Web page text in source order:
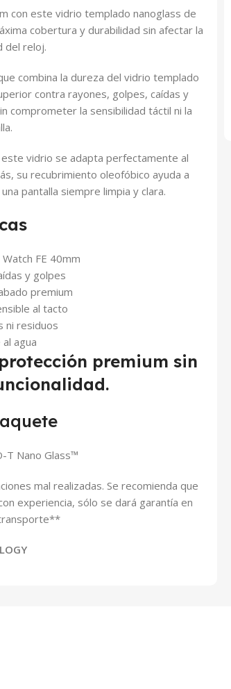
con este vidrio templado nanoglass de
cobertura y durabilidad sin afectar la
del reloj.
combina la dureza del vidrio templado
contra rayones, golpes, caídas y
comprometer la sensibilidad táctil ni la
vidrio se adapta perfectamente al
su recubrimiento oleofóbico ayuda a
pantalla siempre limpia y clara.
FE 40mm
y golpes
premium
al tacto
ni residuos
agua
premium sin
T Nano Glass™
mal realizadas. Se recomienda que
experiencia, sólo se dará garantía en